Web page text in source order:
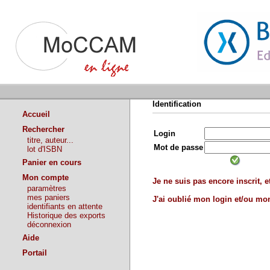
Accueil
Rechercher
titre, auteur...
lot d'ISBN
Panier en cours
Mon compte
paramètres
mes paniers
identifiants en attente
Historique des exports
déconnexion
Aide
Portail
Identification
Login
Mot de passe
Je ne suis pas encore inscrit,
J'ai oublié mon login et/ou